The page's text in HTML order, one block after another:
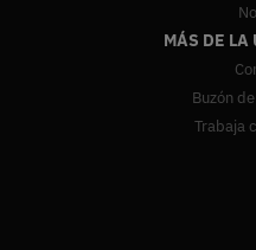
MÁS DE
Buzón
Trabaja